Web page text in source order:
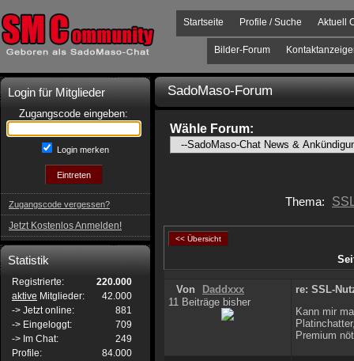
Aktuell
Profile / Suche
Startseite
Bilder-Forum
Login für Mitglieder
Zugangscode eingeben:
Login merken
Zugangscode vergessen?
Jetzt Kostenlos Anmelden!
Statistik
Registrierte:
220.000
aktive Mitglieder:
42.000
-> Jetzt online:
881
-> Eingeloggt:
709
-> Im Chat:
249
Profile:
84.000
SadoMaso-Forum
Wähle Forum:
Thema:
<< Übersicht
Von
Daddxxx
11 Beiträge bisher
re: SSL-
Kann mir
Premium